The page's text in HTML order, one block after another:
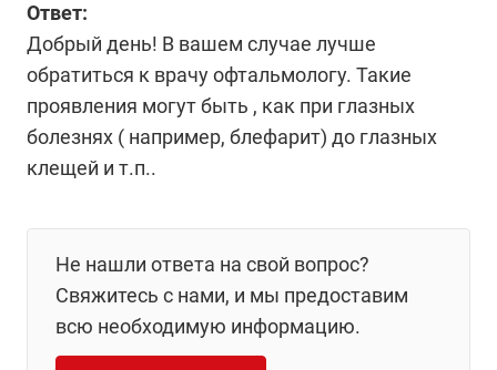
Ответ:
Добрый день! В вашем случае лучше
обратиться к врачу офтальмологу. Такие
проявления могут быть , как при глазных
болезнях ( например, блефарит) до глазных
клещей и т.п..
Не нашли ответа на свой вопрос?
Свяжитесь с нами, и мы предоставим
всю необходимую информацию.